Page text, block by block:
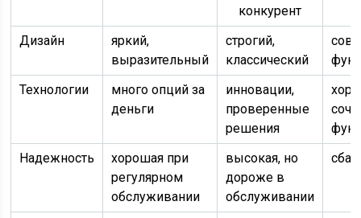
конкурент
Дизайн
яркий,
выразительный
строгий,
классический
Технологии
много опций за
деньги
инновации,
проверенные
решения
Надежность
хорошая при
регулярном
обслуживании
высокая, но
дороже в
обслуживании